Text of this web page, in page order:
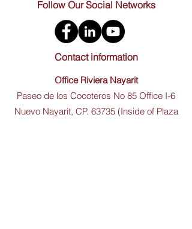
Follow Our Social Networks
Contact information
Office Riviera Nayarit
Paseo de los Cocoteros No 85 Office I-6
Nuevo Nayarit, CP. 63735 (Inside of Plaza